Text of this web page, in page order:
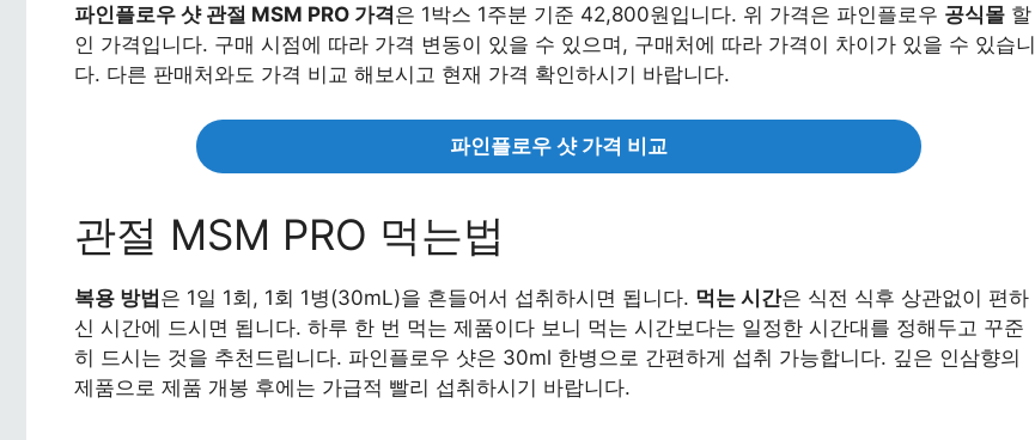
파인플로우 샷 관절 MSM PRO 가격은 1박스 1주분 기준 42,800원입니다. 위 가격은 파인플로우 공식몰 할
인 가격입니다. 구매 시점에 따라 가격 변동이 있을 수 있으며, 구매처에 따라 가격이 차이가 있을 수 있습니
다. 다른 판매처와도 가격 비교 해보시고 현재 가격 확인하시기 바랍니다.
파인플로우 샷 가격 비교
관절 MSM PRO 먹는법
복용 방법 은 1일 1회, 1회 1병(30mL)을 흔들어서 섭취하시면 됩니다. 먹는 시간은 식전 식후 상관없이 편하
신 시간에 드시면 됩니다. 하루 한 번 먹는 제품이다 보니 먹는 시간보다는 일정한 시간대를 정해두고 꾸준
히 드시는 것을 추천드립니다. 파인플로우 샷은 30ml 한병으로 간편하게 섭취 가능합니다. 깊은 인삼향의
제품으로 제품 개봉 후에는 가급적 빨리 섭취하시기 바랍니다.